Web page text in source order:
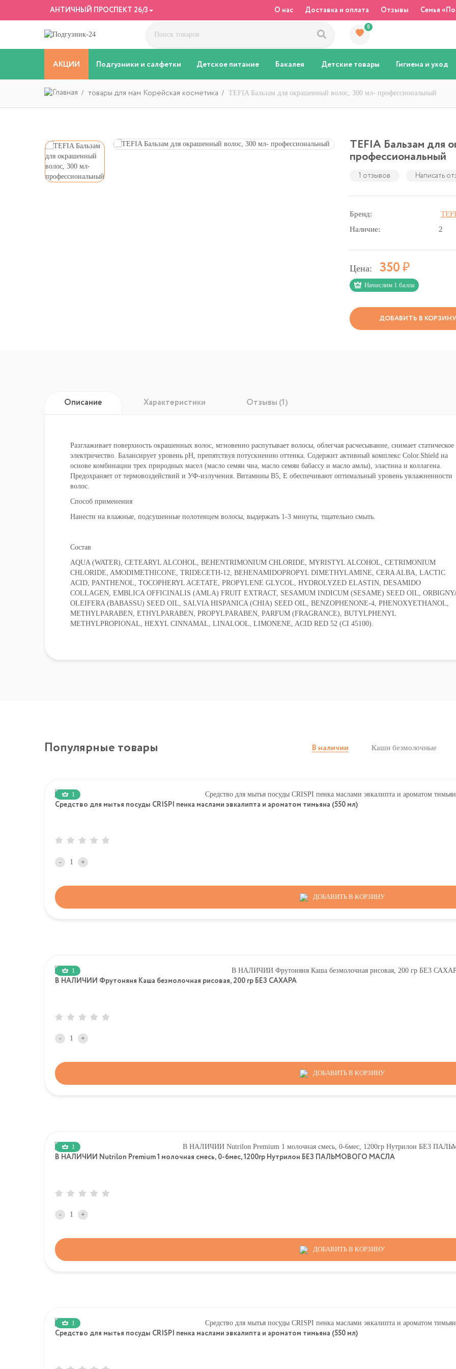
АНТИЧНЫЙ ПРОСПЕКТ 26/3 О нас Доставка и оплата Отзывы Семья
0
АКЦИИ Подгузники и салфетки Детское питание Бакалея Детские товары Гигиена и уход
товары для мам Корейская косметика TEFIA Бальзам для окрашенный волос, 300 мл- профессиональный
TEFIA Бальзам для
профессиональный
1 отзывов Написать
Бренд:
Наличие:
2
Цена: 350
Начислим 1 балла
ДОБАВИТЬ В КОРЗИНУ
Описание Характеристики Отзывы (1)
Разглаживает поверхность окрашенных волос, мгновенно распутывает волосы, облегчая расчесывание, снимает статическое
электричество. Балансирует уровень pH, препятствуя потускнению оттенка. Содержит активный комплекс Color.Shield на
основе комбинации трех природных масел (масло семян чиа, масло семян бабассу и масло амлы), эластина и коллагена.
Предохраняет от термовоздействий и УФ-излучения. Витамины B5, E обеспечивают оптимальный уровень увлажненности
волос.
Способ применения
Нанести на влажные, подсушенные полотенцем волосы, выдержать 1-3 минуты, тщательно смыть.
Состав
AQUA (WATER), CETEARYL ALCOHOL, BEHENTRIMONIUM CHLORIDE, MYRISTYL ALCOHOL, CETRIMONIUM
CHLORIDE, AMODIMETHICONE, TRIDECETH-12, BEHENAMIDOPROPYL DIMETHYLAMINE, CERA ALBA, LACTIC
ACID, PANTHENOL, TOCOPHERYL ACETATE, PROPYLENE GLYCOL, HYDROLYZED ELASTIN, DESAMIDO
COLLAGEN, EMBLICA OFFICINALIS (AMLA) FRUIT EXTRACT, SESAMUM INDICUM (SESAME) SEED OIL,
OLEIFERA (BABASSU) SEED OIL, SALVIA HISPANICA (CHIA) SEED OIL, BENZOPHENONE-4, PHENOXYETHANOL,
METHYLPARABEN, ETHYLPARABEN, PROPYLPARABEN, PARFUM (FRAGRANCE), BUTYLPHENYL
METHYLPROPIONAL, HEXYL CINNAMAL, LINALOOL, LIMONENE, ACID RED 52 (CI 45100).
Популярные товары В наличии Каши безмолочные
1
Средство для мытья посуды CRISPI пенка маслами эвкалипта и ароматом тимьяна (550 мл)
- +
ДОБАВИТЬ В КОРЗИНУ
1
В НАЛИЧИИ Фрутоняня Каша безмолочная рисовая, 200 гр БЕЗ САХАРА
- +
ДОБАВИТЬ В КОРЗИНУ
1
В НАЛИЧИИ Nutrilon Premium 1 молочная смесь, 0-6мес, 1200гр Нутрилон БЕЗ ПАЛЬМОВОГО МАСЛА
- +
ДОБАВИТЬ В КОРЗИНУ
1
Средство для мытья посуды CRISPI пенка маслами эвкалипта и ароматом тимьяна (550 мл)